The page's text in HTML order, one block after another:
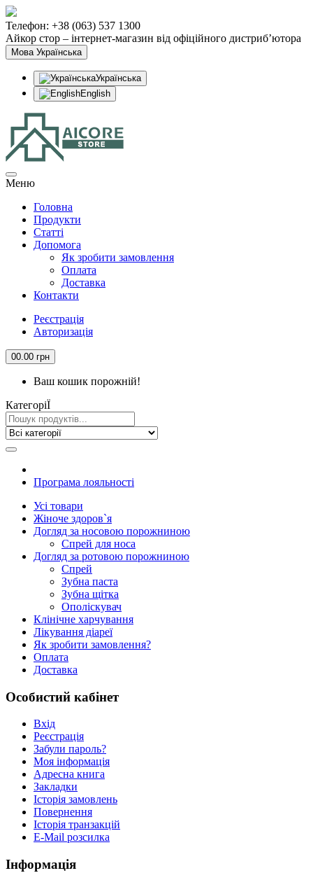
Телефон: +38 (063) 537 1300
Айкор стор – інтернет-магазин від офіційного дистриб’ютора
Мова Українська
Українська
English
Меню
Головна
Продукти
Статтi
Допомога
Як зробити замовлення
Оплата
Доставка
Контакти
Реєстрація
Авторизація
00.00 грн
Ваш кошик порожній!
КатегорiЇ
Програма лояльності
Усi товари
Жіноче здоров`я
Догляд за носовою порожниною
Спрей для носа
Догляд за ротовою порожниною
Спрей
Зубна паста
Зубна щiтка
Ополіскувач
Клiнiчне харчування
Лiкування дiареї
Як зробити замовлення?
Оплата
Доставка
Особистий кабінет
Вхід
Реєстрація
Забули пароль?
Моя інформація
Адресна книга
Закладки
Історія замовлень
Повернення
Історія транзакцій
E-Mail розсилка
Інформація